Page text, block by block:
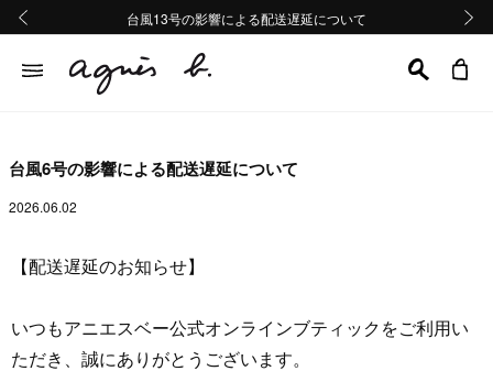
熊本地域地震の影響による配送遅延について
Summer Sale 2buy10%OFF!!
台風13号の影響による配送遅延について
熊本地域地震の影響による配送遅延について
Summer Sale 2buy10%OFF!!
台風6号の影響による配送遅延について
2026.06.02
【配送遅延のお知らせ】
いつもアニエスベー公式オンラインブティックをご利用い
ただき、誠にありがとうございます。